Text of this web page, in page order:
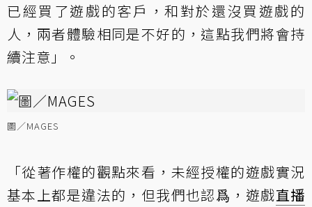
已經買了遊戲的客戶，和對於還沒買遊戲的
人，兩者體驗相同是不好的，這點我們將會持
續注意」。
圖／MAGES
「從著作權的觀點來看，未經授權的遊戲實況
基本上都是違法的，但我們也認爲，遊戲直播